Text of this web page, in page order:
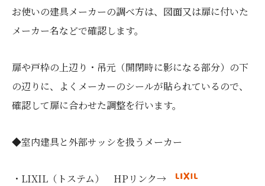
お使いの建具メーカーの調べ方は、図面又は扉に付いた
メーカー名などで確認します。
扉や戸枠の上辺り・吊元（開閉時に影になる部分）の下
の辺りに、よくメーカーのシールが貼られているので、
確認して扉に合わせた調整を行います。
◆室内建具と外部サッシを扱うメーカー
・LIXIL（トステム） HPリンク→